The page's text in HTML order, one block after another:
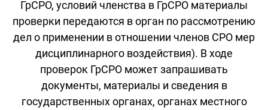
ГрСРО, условий членства в ГрСРО материалы
проверки передаются в орган по рассмотрению
дел о применении в отношении членов СРО мер
дисциплинарного воздействия). В ходе
проверок ГрСРО может запрашивать
документы, материалы и сведения в
государственных органах, органах местного